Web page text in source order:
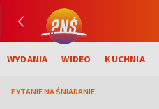
WYDANIA WIDEO KUCHNIA
PYTANIE NA ŚNIADANIE